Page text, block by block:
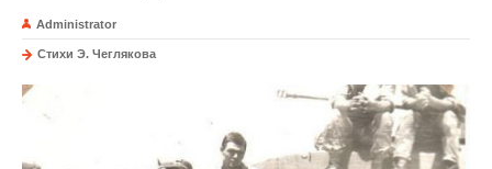
Administrator
Стихи Э. Чеглякова